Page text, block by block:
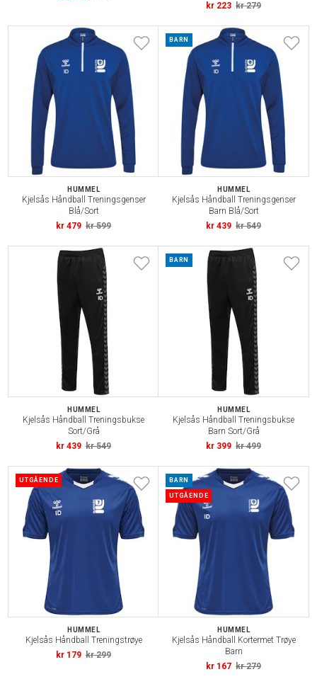
kr 223 kr 279
HUMMEL
Kjelsås Håndball Treningsgenser
Blå/Sort
kr 479 kr 599
BARN
HUMMEL
Kjelsås Håndball Treningsgenser
Barn Blå/Sort
kr 439 kr 549
HUMMEL
Kjelsås Håndball Treningsbukse
Sort/Grå
kr 439 kr 549
BARN
HUMMEL
Kjelsås Håndball Treningsbukse
Barn Sort/Grå
kr 399 kr 499
UTGÅENDE
HUMMEL
Kjelsås Håndball Treningstrøye
kr 179 kr 299
BARN
UTGÅENDE
HUMMEL
Kjelsås Håndball Kortermet Trøye
Barn
kr 167 kr 279